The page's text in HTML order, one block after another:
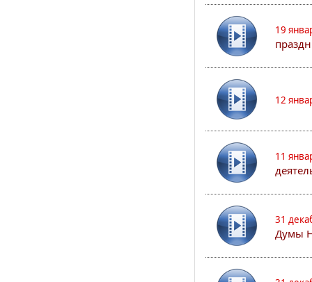
19
12
11
31
Думы